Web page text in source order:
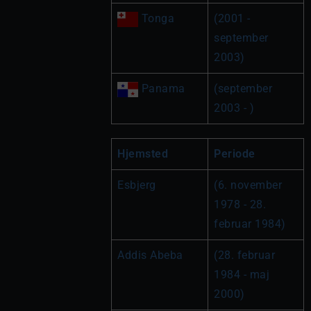
Tonga
(2001 -
september
2003)
Panama
(september
2003 - )
Hjemsted Periode
Esbjerg
(6. november
1978 - 28.
februar 1984)
Addis Abeba
(28. februar
1984 - maj
2000)